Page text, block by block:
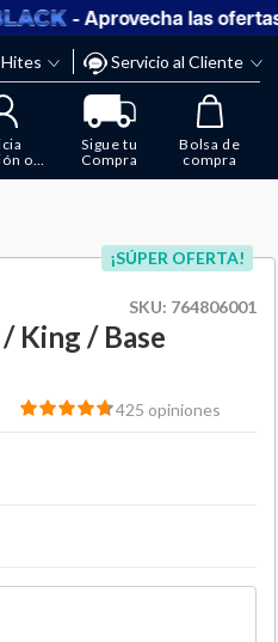
- Aprovecha las ofertas en
Servicio al Cliente
o
Sigue tu
Compra
Bolsa de
compra
¡SÚPER OFERTA!
SKU: 764806001
King / Base
425 opiniones